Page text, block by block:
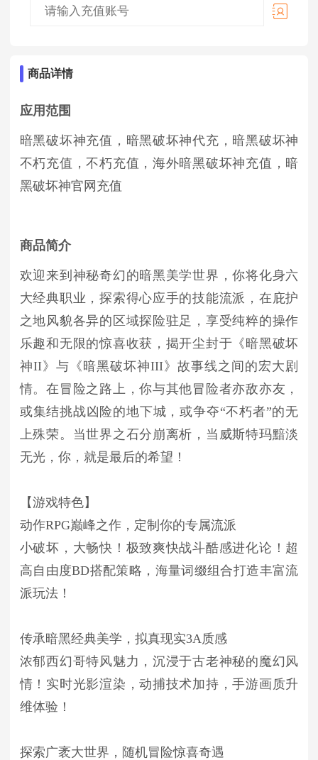
商品详情
应用范围
暗黑破坏神充值，暗黑破坏神代充，暗黑破坏神
不朽充值，不朽充值，海外暗黑破坏神充值，暗
黑破坏神官网充值
商品简介
欢迎来到神秘奇幻的暗黑美学世界，你将化身六
大经典职业，探索得心应手的技能流派，在庇护
之地风貌各异的区域探险驻足，享受纯粹的操作
乐趣和无限的惊喜收获，揭开尘封于《暗黑破坏
神II》与《暗黑破坏神III》故事线之间的宏大剧
情。在冒险之路上，你与其他冒险者亦敌亦友，
或集结挑战凶险的地下城，或争夺“不朽者”的无
上殊荣。当世界之石分崩离析，当威斯特玛黯淡
无光，你，就是最后的希望！
【游戏特色】
动作RPG巅峰之作，定制你的专属流派
小破坏，大畅快！极致爽快战斗酷感进化论！超
高自由度BD搭配策略，海量词缀组合打造丰富流
派玩法！
传承暗黑经典美学，拟真现实3A质感
浓郁西幻哥特风魅力，沉浸于古老神秘的魔幻风
情！实时光影渲染，动捕技术加持，手游画质升
维体验！
探索广袤大世界，随机冒险惊喜奇遇